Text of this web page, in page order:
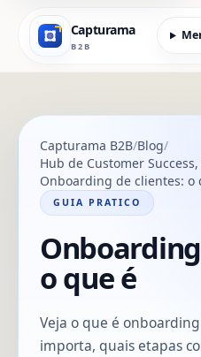
Capturama
B2B
Capturama B2B Blog
Hub de Customer
Onboarding de clientes: o
GUIA PRATICO
o que é
Veja o que é
importa, quais etapas